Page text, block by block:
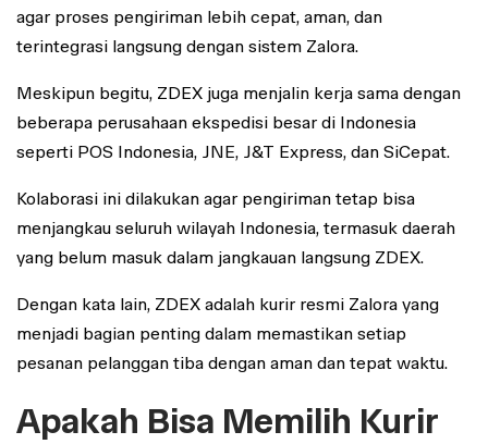
agar proses pengiriman lebih cepat, aman, dan
terintegrasi langsung dengan sistem Zalora.
Meskipun begitu, ZDEX juga menjalin kerja sama dengan
beberapa perusahaan ekspedisi besar di Indonesia
seperti POS Indonesia, JNE, J&T Express, dan SiCepat.
Kolaborasi ini dilakukan agar pengiriman tetap bisa
menjangkau seluruh wilayah Indonesia, termasuk daerah
yang belum masuk dalam jangkauan langsung ZDEX.
Dengan kata lain, ZDEX adalah kurir resmi Zalora yang
menjadi bagian penting dalam memastikan setiap
pesanan pelanggan tiba dengan aman dan tepat waktu.
Apakah Bisa Memilih Kurir